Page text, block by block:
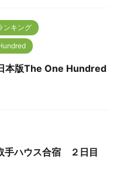
ンキング
版The One Hundred
ハウス合宿 ２日目